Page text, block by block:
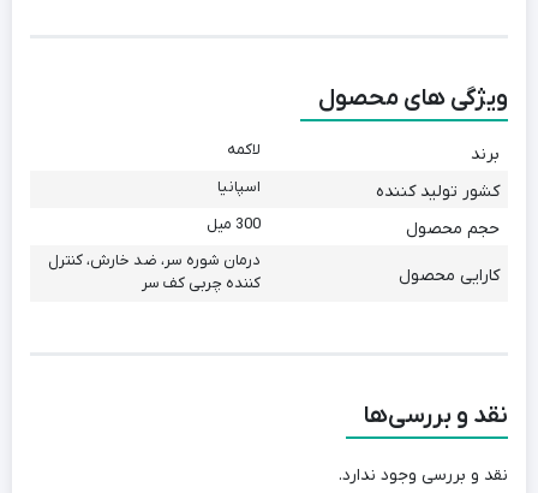
ویژگی های محصول
برند لاکمه
کشور تولید کننده اسپانیا
حجم محصول 300 میل
کارایی محصول
درمان شوره سر، ضد خارش، کنترل
کننده چربی کف سر
نقد و بررسی‌ها
نقد و بررسی وجود ندارد.